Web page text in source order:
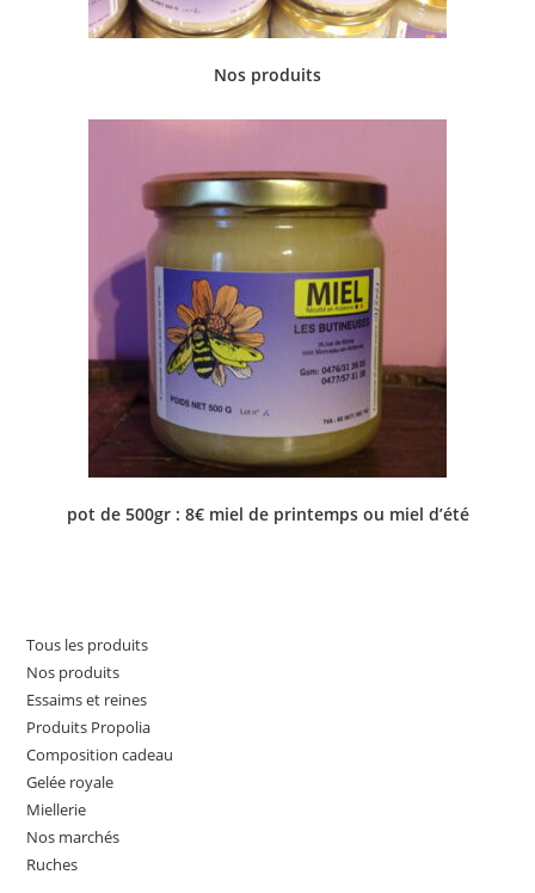
Nos produits
pot de 500gr : 8€ miel de printemps ou miel d’été
Tous les produits
Nos produits
Essaims et reines
Produits Propolia
Composition cadeau
Gelée royale
Miellerie
Nos marchés
Ruches